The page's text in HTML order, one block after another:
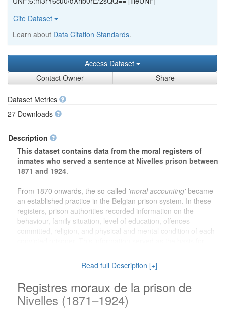
Cite Dataset
Learn about Data Citation Standards.
Access Dataset
Contact Owner
Share
Dataset Metrics
27 Downloads
Description
This dataset contains data from the moral registers of
inmates who served a sentence at Nivelles prison between
1871 and 1924.
From 1870 onwards, the so-called 'moral accounting'became
an established practice in the Belgian prison system. In these
registers, prison authorities recorded information on the
behaviour, family situation, level of education, offences
committed, religion, and physical and mental condition of each
The dataset offers valuable information for a wide range of
research purposes. For
genealogical research
, family
members can learn more about ancestors who served a prison
sentence. Forlocal history, the dataset provides a unique
insight into the social reality of Nivelles and its surroundings at
Read full Description [+]
Registres moraux de la prison de
Nivelles (1871–1924)